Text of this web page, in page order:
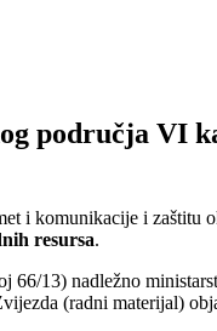
područja VI
i komunikacije i zaštitu
resursa.
13) nadležno
(radni materijal)